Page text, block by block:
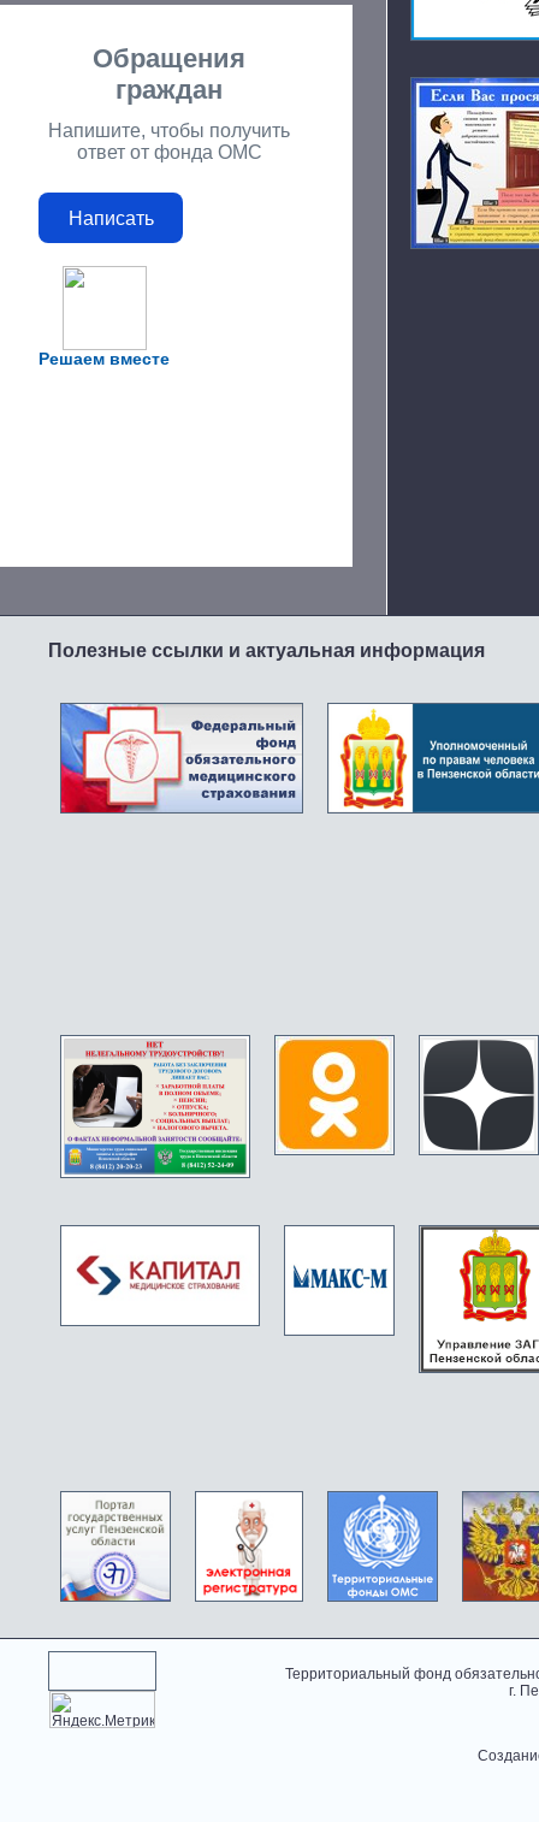
Решаем вместе
Обращения
граждан
Напишите, чтобы получить
ответ от фонда ОМС
Написать
Полезные ссылки и актуальная информация
Территориальный фонд
г.